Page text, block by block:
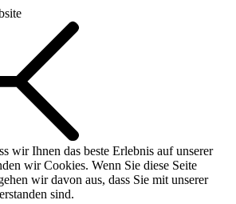
wir Ihnen das beste Erlebnis auf unserer
wir Cookies. Wenn Sie diese Seite
wir davon aus, dass Sie mit unserer
sind.